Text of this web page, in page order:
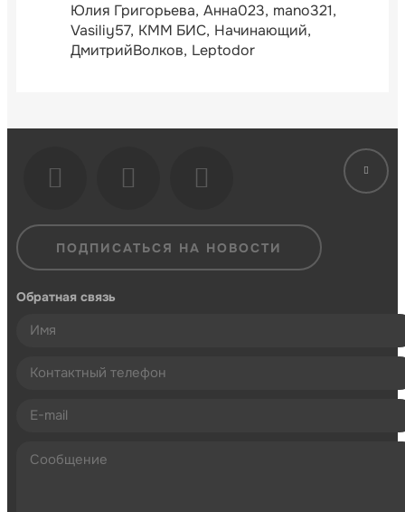
Юлия Григорьева Анна023 mano321
Vasiliy57 КММ БИС Начинающий
ДмитрийВолков Leptodor
ПОДПИСАТЬСЯ НА НОВОСТИ
Обратная связь